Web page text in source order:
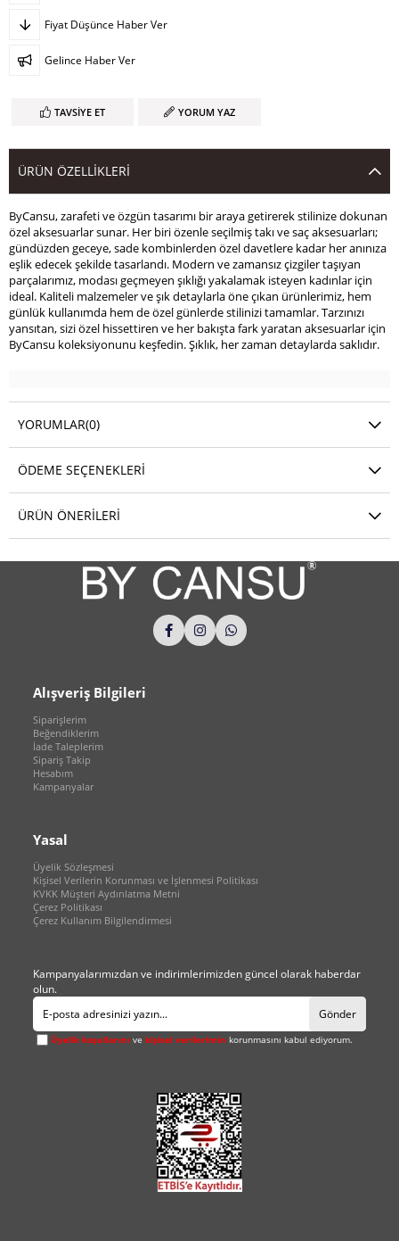
Fiyat Düşünce Haber Ver
Gelince Haber Ver
TAVSIYE ET YORUM YAZ
ÜRÜN ÖZELLIKLERI
ByCansu, zarafeti ve özgün tasarımı bir araya getirerek stilinize dokunan
özel aksesuarlar sunar. Her biri özenle seçilmiş takı ve saç aksesuarları;
gündüzden geceye, sade kombinlerden özel davetlere kadar her anınıza
eşlik edecek şekilde tasarlandı. Modern ve zamansız çizgiler taşıyan
parçalarımız, modası geçmeyen şıklığı yakalamak isteyen kadınlar için
ideal. Kaliteli malzemeler ve şık detaylarla öne çıkan ürünlerimiz, hem
günlük kullanımda hem de özel günlerde stilinizi tamamlar. Tarzınızı
yansıtan, sizi özel hissettiren ve her bakışta fark yaratan aksesuarlar için
ByCansu koleksiyonunu keşfedin. Şıklık, her zaman detaylarda saklıdır.
YORUMLAR(0)
ÖDEME SEÇENEKLERI
ÜRÜN ÖNERILERI
Alışveriş Bilgileri
Siparişlerim
Beğendiklerim
İade Taleplerim
Sipariş Takip
Hesabım
Kampanyalar
Yasal
Üyelik Sözleşmesi
Kişisel Verilerin Korunması ve İşlenmesi Politikası
KVKK Müşteri Aydınlatma Metni
Çerez Politikası
Çerez Kullanım Bilgilendirmesi
Kampanyalarımızdan ve indirimlerimizden güncel olarak haberdar
olun.
Gönder
Üyelik koşullarını vekişisel verilerimin korunmasını kabul ediyorum.